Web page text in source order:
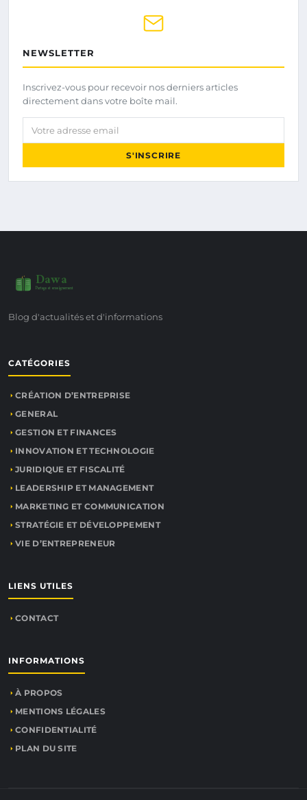
NEWSLETTER
Inscrivez-vous pour recevoir nos derniers articles
directement dans votre boîte mail.
Votre adresse email
S'INSCRIRE
Dawa
Partage et enseignement
Blog d'actualités et d'informations
CATÉGORIES
CRÉATION D’ENTREPRISE
GENERAL
GESTION ET FINANCES
INNOVATION ET TECHNOLOGIE
JURIDIQUE ET FISCALITÉ
LEADERSHIP ET MANAGEMENT
MARKETING ET COMMUNICATION
STRATÉGIE ET DÉVELOPPEMENT
VIE D’ENTREPRENEUR
LIENS UTILES
CONTACT
INFORMATIONS
À PROPOS
MENTIONS LÉGALES
CONFIDENTIALITÉ
PLAN DU SITE